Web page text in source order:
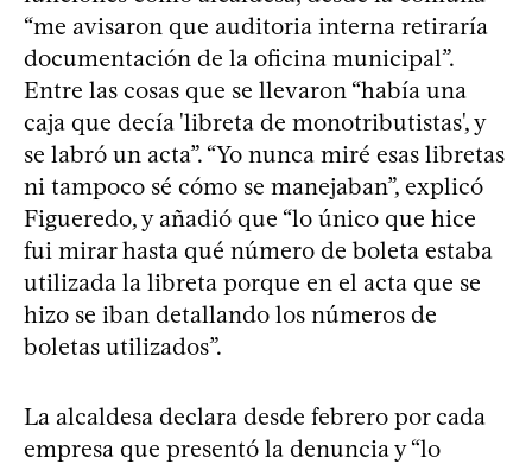
“me avisaron que auditoria interna retiraría
documentación de la oficina municipal”.
Entre las cosas que se llevaron “había una
caja que decía 'libreta de monotributistas', y
se labró un acta”. “Yo nunca miré esas libretas
ni tampoco sé cómo se manejaban”, explicó
Figueredo, y añadió que “lo único que hice
fui mirar hasta qué número de boleta estaba
utilizada la libreta porque en el acta que se
hizo se iban detallando los números de
boletas utilizados”.
La alcaldesa declara desde febrero por cada
empresa que presentó la denuncia y “lo